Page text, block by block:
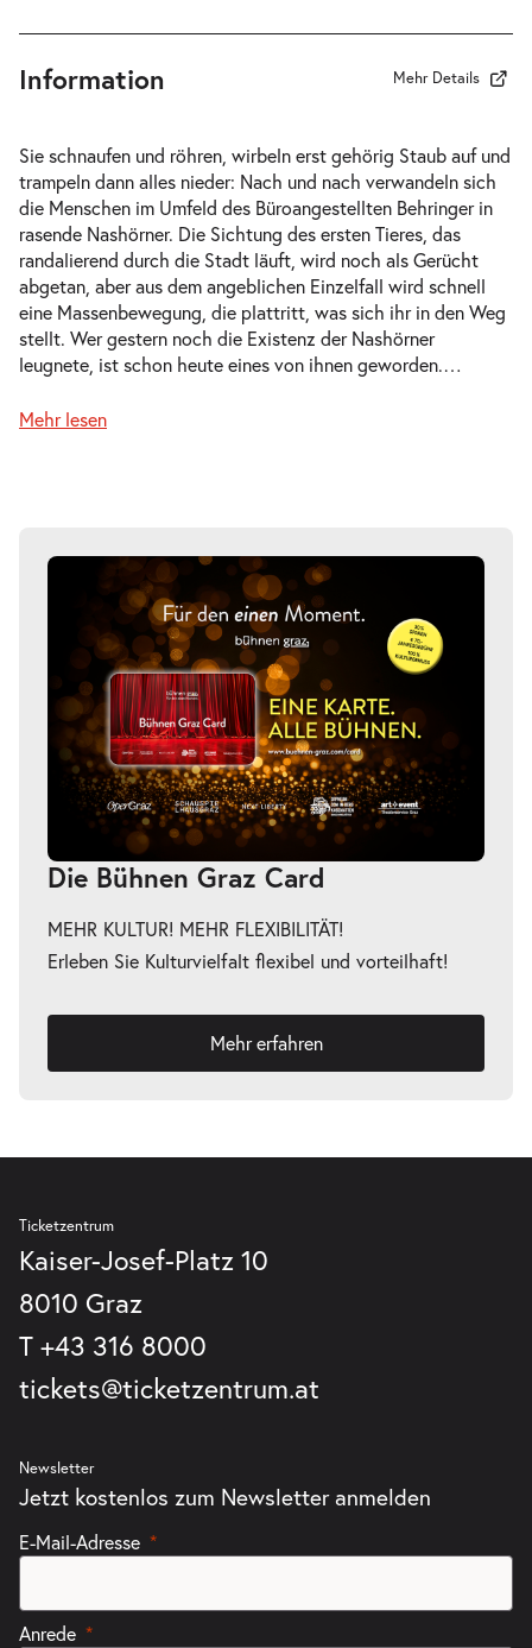
Die Nashörner-
Sa.
21.11.2026
Sa. 21.11.2026
19:30 Uhr
Tickets
Die Nashörner-
Do. 17.12.2026
Die Nashörner-
Do.
14.01.2027
Do. 14.01.2027
18:30 Uhr
Tickets
Information Mehr Details
Sie schnaufen und röhren, wirbeln erst gehörig Staub auf und
trampeln dann alles nieder: Nach und nach verwandeln sich
die Menschen im Umfeld des Büroangestellten Behringer in
rasende Nashörner. Die Sichtung des ersten Tieres, das
randalierend durch die Stadt läuft, wird noch als Gerücht
abgetan, aber aus dem angeblichen Einzelfall wird schnell
eine Massenbewegung, die plattritt, was sich ihr in den Weg
stellt. Wer gestern noch die Existenz der Nashörner
leugnete, ist schon heute eines von ihnen geworden.…
Mehr lesen
Die Bühnen Graz Card
MEHR KULTUR! MEHR FLEXIBILITÄT!
Erleben Sie Kulturvielfalt flexibel und vorteilhaft!
Mehr erfahren
Ticketzentrum
Kaiser-Josef-Platz 10
8010 Graz
T +43 316 8000
tickets@ticketzentrum.at
Newsletter
Jetzt kostenlos zum Newsletter anmelden
E-Mail-Adresse
Anrede